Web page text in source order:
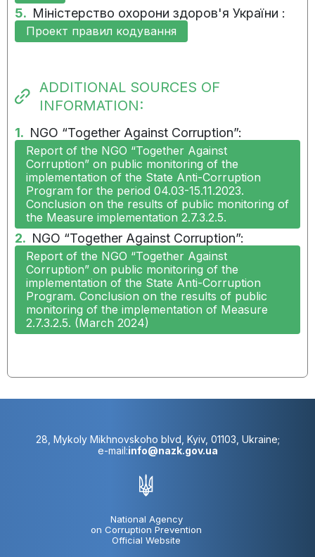
5. Міністерство охорони здоров'я України :
Проект правил кодування
ADDITIONAL SOURCES OF
INFORMATION:
1. NGO “Together Against Corruption”:
Report of the NGO “Together Against
Corruption” on public monitoring of the
implementation of the State Anti-Corruption
Program for the period 04.03-15.11.2023.
Conclusion on the results of public monitoring of
the Measure implementation 2.7.3.2.5.
2. NGO “Together Against Corruption”:
Report of the NGO “Together Against
Corruption” on public monitoring of the
implementation of the State Anti-Corruption
Program. Conclusion on the results of public
monitoring of the implementation of Measure
2.7.3.2.5. (March 2024)
28, Mykoly Mikhnovskoho blvd, Kyiv, 01103, Ukraine;
e-mail:info@nazk.gov.ua
National Agency
on Corruption Prevention
Official Website